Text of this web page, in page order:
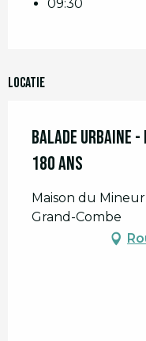
09:30
Locatie
Balade urbaine -
180 ans
Maison du
Grand-Combe